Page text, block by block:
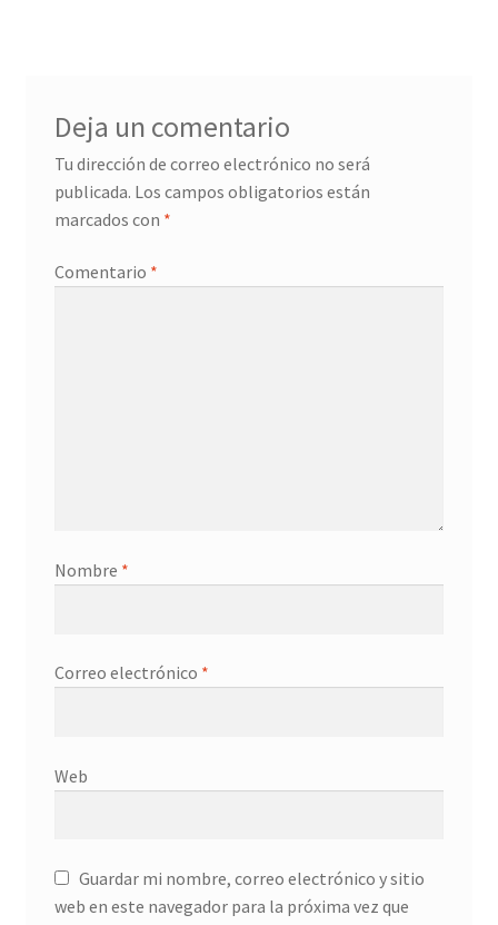
Deja un comentario
Tu dirección de correo electrónico no será
publicada. Los campos obligatorios están
marcados con *
Comentario *
Nombre *
Correo electrónico *
Web
Guardar mi nombre, correo electrónico y sitio
web en este navegador para la próxima vez que